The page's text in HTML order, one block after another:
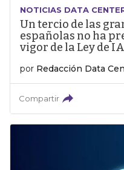
NOTICIAS DATA
Un tercio de las
españolas no ha
vigor de la Ley de IA
por Redacción Data
Compartir